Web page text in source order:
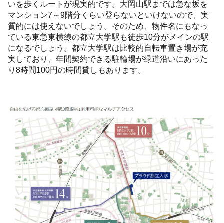
いを歩くルートが現実的です。大岡山駅までは急な坂を
マンション7～9階分くらい登らないといけないので、実
質的には使えないでしょう。そのため、物件名にもなっ
ている東急東横線の都立大学駅も徒歩10分がメインの駅
になるでしょう。都立大学駅は比較的自転車置き場が充
実しており、年間契約できる駐輪場が緑道沿いにあった
り8時間100円の時間貸しもあります。